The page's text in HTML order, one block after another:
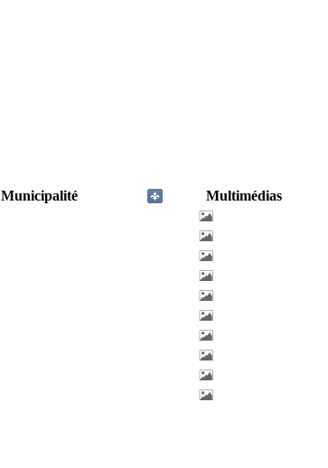
Municipalité
Multimédias